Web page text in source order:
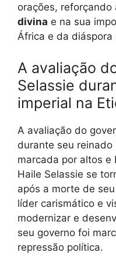
orações, reforçando
divina e na sua
África e da diáspora
A avaliação
Selassie
imperial na
A avaliação do
durante seu reinado
marcada por altos e
Haile Selassie se
após a morte de
líder carismático e
modernizar e
seu governo foi
repressão política.